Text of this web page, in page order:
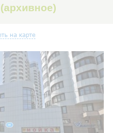
(архивное)
на карте